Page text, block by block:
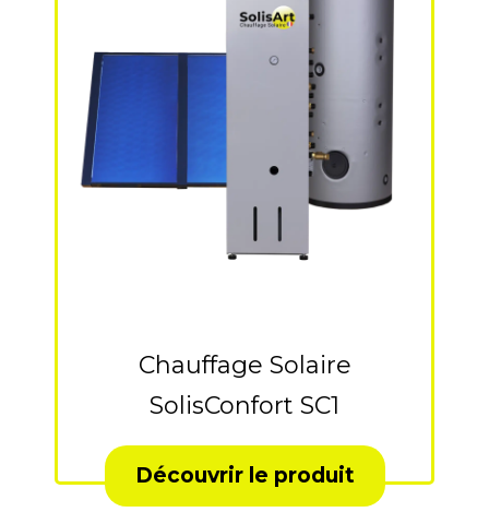
Chauffage Solaire
SolisConfort SC1
Découvrir le produit